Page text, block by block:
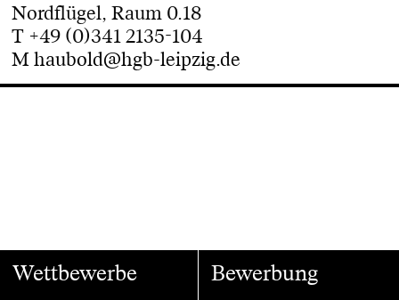
Nordflügel, Raum 0.18
T +49 (0)341 2135-104
Mhaubold@hgb-leipzig.de
Wettbewerbe
Bewerbung